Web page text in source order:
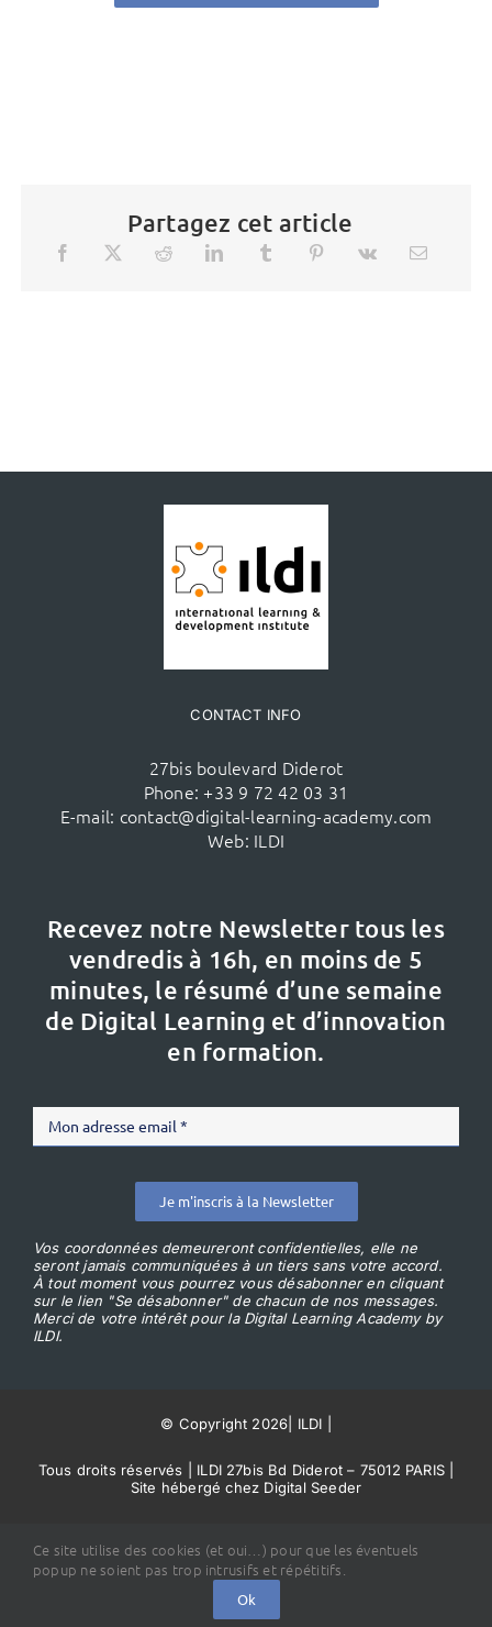
Partagez cet article
CONTACT INFO
27bis boulevard Diderot
Phone: +33 9 72 42 03 31
E-mail: contact@digital-learning-academy.com
Web: ILDI
Recevez notre Newsletter tous les
vendredis à 16h, en moins de 5
minutes, le résumé d’une semaine
de Digital Learning et d’innovation
en formation.
Je m'inscris à la Newsletter
Vos coordonnées demeureront confidentielles, elle ne
seront jamais communiquées à un tiers sans votre accord.
À tout moment vous pourrez vous désabonner en cliquant
sur le lien "Se désabonner" de chacun de nos messages.
Merci de votre intérêt pour la Digital Learning Academy by
ILDI.
© Copyright 2026 ILDI
Tous droits réservés | ILDI 27bis Bd Diderot – 75012 PARIS |
Site hébergé chez Digital Seeder
Ce site utilise des cookies (et oui…) pour que les éventuels
popup ne soient pas trop intrusifs et répétitifs.
Ok